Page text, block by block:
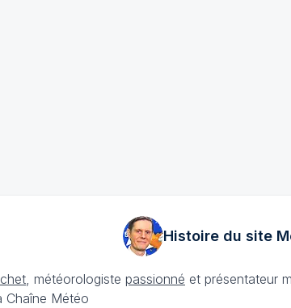
Histoire du site
, météorologiste passionné et présentateur
Chaîne Météo